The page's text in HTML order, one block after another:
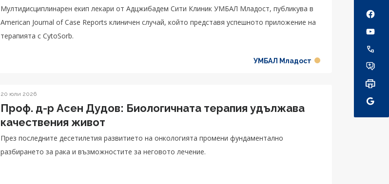
гастроинтестиналния тракт
Мултидисциплинарен екип лекари от Адцжибадем Сити Клиник УМБАЛ Младост, публикува в
American Journal of Case Reports клиничен случай, който представя успешното приложение на
терапията с CytoSorb.
УМБАЛ Младост
20 юли 2026
Проф. д-р Асен Дудов: Биологичната терапия удължава
качествения живот
През последните десетилетия развитието на онкологията промени фундаментално
разбирането за рака и възможностите за неговото лечение.